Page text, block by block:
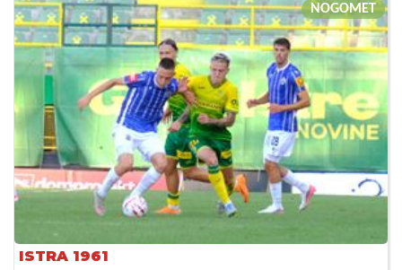
NOGOMET
ISTRA 1961